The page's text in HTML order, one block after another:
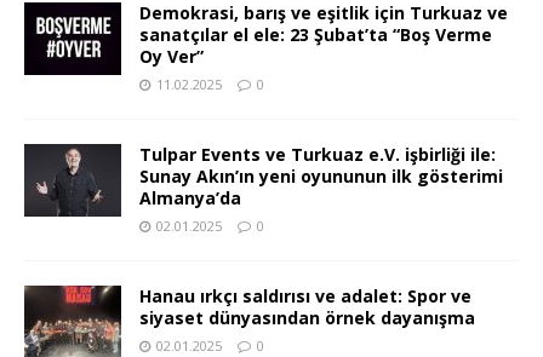
Demokrasi, barış ve eşitlik için Turkuaz ve
sanatçılar el ele: 23 Şubat’ta “Boş Verme
Oy Ver”
11.02.2025 0
Tulpar Events ve Turkuaz e.V. işbirliği ile:
Sunay Akın’ın yeni oyununun ilk gösterimi
Almanya’da
02.01.2025 0
Hanau ırkçı saldırısı ve adalet: Spor ve
siyaset dünyasından örnek dayanışma
02.01.2025 0